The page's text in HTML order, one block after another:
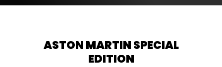
ASTON MARTIN SPECIAL
EDITION